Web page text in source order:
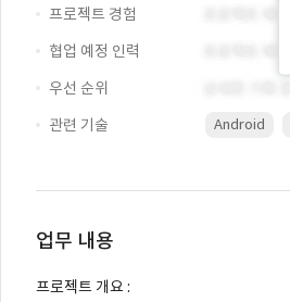
프로젝트 경험
협업 예정 인력
우선 순위
관련 기술
Android
업무 내용
프로젝트 개요 :